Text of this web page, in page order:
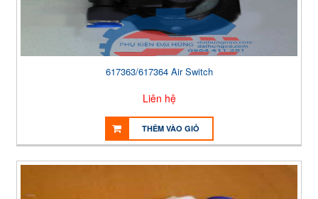
617363/617364 Air Switch
Liên hệ
THÊM VÀO GIỎ